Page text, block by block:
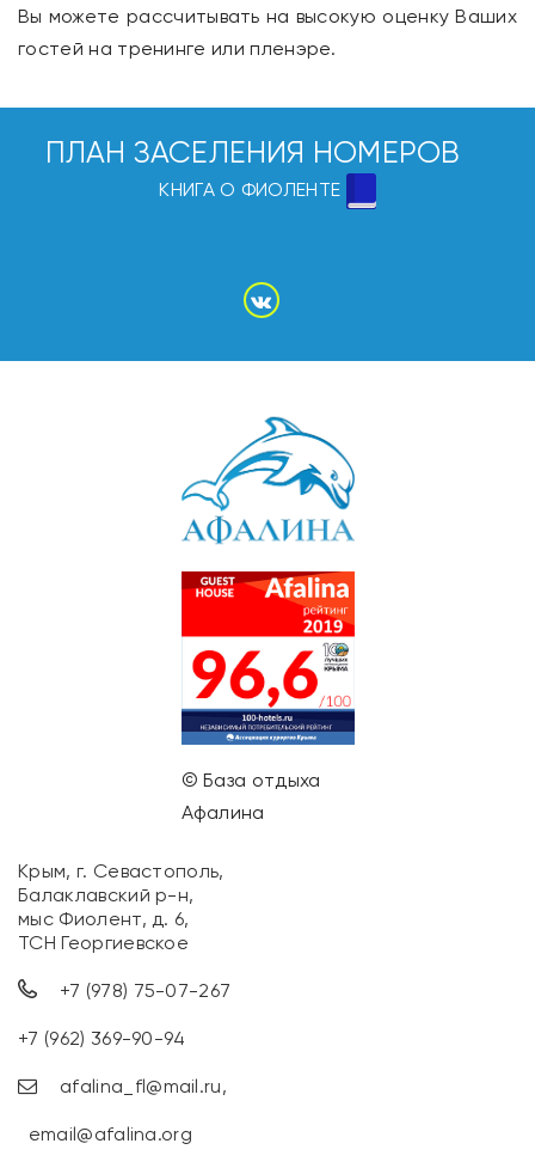
Вы можете рассчитывать на высокую оценку Ваших
гостей на тренинге или пленэре.
ПЛАН ЗАСЕЛЕНИЯ НОМЕРОВ
КНИГА О ФИОЛЕНТЕ
© База отдыха
Афалина
Крым, г. Севастополь,
Балаклавский р-н,
мыс Фиолент, д. 6,
ТСН Георгиевское
+7 (978) 75-07-267
+7 (962) 369-90-94
afalina_fl@mail.ru,
email@afalina.org